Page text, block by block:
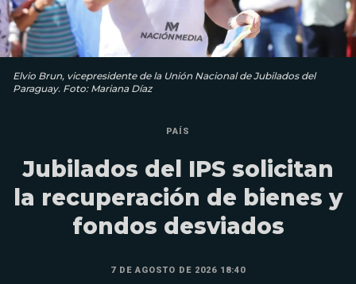
Elvio Brun, vicepresidente de la Unión Nacional de Jubilados del
Paraguay. Foto: Mariana Díaz
PAÍS
Jubilados del IPS solicitan
la recuperación de bienes y
fondos desviados
7 DE AGOSTO DE 2026 18:40